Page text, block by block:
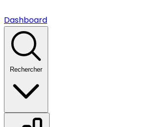
Dashboard
Rechercher